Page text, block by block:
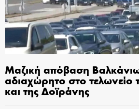
Μαζική απόβαση
αδιαχώρητο στο
και της Δοϊράνης